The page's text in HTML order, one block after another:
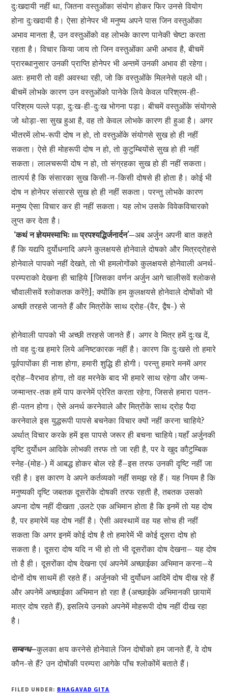
दुःखदायी नहीं था, जितना वस्तुओंका संयोग होकर फिर उनसे वियोग
होना दुःखदायी है। ऐसा होनेपर भी मनुष्य अपने पास जिन वस्तुओंका
अभाव मानता है, उन वस्तुओंको वह लोभके कारण पानेकी चेष्टा करता
रहता है। विचार किया जाय तो जिन वस्तुओंका अभी अभाव है, बीचमें
प्रारब्धानुसार उनकी प्राप्ति होनेपर भी अन्तमें उनकी अभाव ही रहेगा।
अतः हमारी तो वही अवस्था रही, जो कि वस्तुओंके मिलनेसे पहले थी।
बीचमें लोभके कारण उन वस्तुओंको पानेके लिये केवल परिश्रम-ही-
परिश्रम पल्ले पड़ा, दुःख-ही-दुःख भोगना पड़ा। बीचमें वस्तुओंके संयोगसे
जो थोड़ा-सा सुख हुआ है, वह तो केवल लोभके कारण ही हुआ है। अगर
भीतरमें लोभ-रूपी दोष न हो, तो वस्तुओंके संयोगसे सुख हो ही नहीं
सकता। ऐसे ही मोहरूपी दोष न हो, तो कुटुम्बियोंसे सुख हो ही नहीं
सकता। लालचरूपी दोष न हो, तो संग्रहका सुख हो ही नहीं सकता।
तात्पर्य है कि संसारका सुख किसी-न-किसी दोषसे ही होता है। कोई भी
दोष न होनेपर संसारसे सुख हो ही नहीं सकता। परन्तु लोभके कारण
मनुष्य ऐसा विचार कर ही नहीं सकता। यह लोभ उसके विवेकविचारको
लुप्त कर देता है।
‘कथं न ज्ञेयमस्माभिः ৷৷৷৷ प्रपश्यद्भिर्जनार्दन’–अब अर्जुन अपनी बात कहते
हैं कि यद्यपि दुर्योधनादि अपने कुलक्षयसे होनेवाले दोषको और मित्रद्रोहसे
होनेवाले पापको नहीं देखते, तो भी हमलोगोंको कुलक्षयसे होनेवाली अनर्थ-
परम्पराको देखना ही चाहिये [जिसका वर्णन अर्जुन आगे चालीसवें श्लोकसे
चौवालीसवें श्लोकतक करेंगे़]; क्योंकि हम कुलक्षयसे होनेवाले दोषोंको भी
अच्छी तरहसे जानते हैं और मित्रोंके साथ द्रोह-(वैर, द्वैष-) से
होनेवाली पापको भी अच्छी तरहसे जानते हैं। अगर वे मित्र हमें दुःख दें,
तो वह दुःख हमारे लिये अनिष्टकारक नहीं है। कारण कि दुःखसे तो हमारे
पूर्वपापोंका ही नाश होगा, हमारी शुद्धि ही होगी। परन्तु हमारे मनमें अगर
द्रोह–वैरभाव होगा, तो वह मरनेके बाद भी हमारे साथ रहेगा और जन्म-
जन्मान्तर-तक हमें पाप करनेमें प्रेरित करता रहेगा, जिससे हमारा पतन-
ही-पतन होगा। ऐसे अनर्थ करनेवाले और मित्रोंके साथ द्रोह पैदा
करनेवाले इस युद्धरूपी पापसे बचनेका विचार क्यों नहीं करना चाहिये?
अर्थात् विचार करके हमें इस पापसे जरूर ही बचना चाहिये।यहाँ अर्जुनकी
दृष्टि दुर्योधन आदिके लोभकी तरफ तो जा रही है, पर वे खुद कौटुम्बिक
स्नेह-(मोह-) में आबद्ध होकर बोल रहे हैं–इस तरफ उनकी दृष्टि नहीं जा
रही है। इस कारण वे अपने कर्तव्यको नहीं समझ रहे हैं। यह नियम है कि
मनुष्यकी दृष्टि जबतक दूसरोंके दोषकी तरफ रहती है, तबतक उसको
अपना दोष नहीं दीखता ,उलटे एक अभिमान होता है कि इनमें तो यह दोष
है, पर हमारेमें यह दोष नहीं है। ऐसी अवस्थामें वह यह सोच ही नहीं
सकता कि अगर इनमें कोई दोष है तो हमारेमें भी कोई दूसरा दोष हो
सकता है। दूसरा दोष यदि न भी हो तो भी दूसरोंका दोष देखना– यह दोष
तो है ही। दूसरोंका दोष देखना एवं अपनेमें अच्छाईका अभिमान करना–ये
दोनों दोष साथमें ही रहते हैं। अर्जुनको भी दुर्योधन आदिमें दोष दीख रहे हैं
और अपनेमें अच्छाईका अभिमान हो रहा है (अच्छाईके अभिमानकी छायामें
मात्र दोष रहते हैं), इसलिये उनको अपनेमें मोहरूपी दोष नहीं दीख रहा
है।
सम्बन्ध–कुलका क्षय करनेसे होनेवाले जिन दोषोंको हम जानते हैं, वे दोष
कौन-से हैं? उन दोषोंकी परम्परा आगेके पाँच श्लोकोंमें बताते हैं।
FILED UNDER: BHAGAVAD GITA